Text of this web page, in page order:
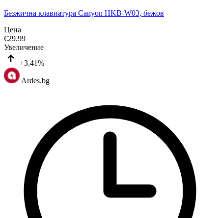
Безжична клавиатура Canyon HKB-W03, бежов
Цена
€29.99
Увеличение
+3.41%
Ardes.bg